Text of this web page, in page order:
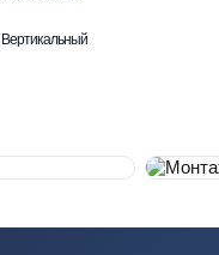
Вертикальный